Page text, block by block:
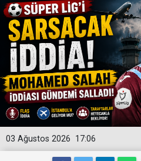
17:06
03 Ağustos 2026